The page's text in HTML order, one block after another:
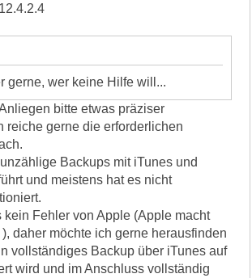
gerne, wer keine Hilfe will...
bitte etwas präziser
reiche gerne die erforderlichen
Backups mit iTunes und
und meistens hat es nicht
kein Fehler von Apple (Apple macht
), daher möchte ich gerne herausfinden
vollständiges Backup über iTunes auf
wird und im Anschluss vollständig